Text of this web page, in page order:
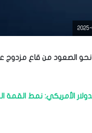
من قاع مزدوج عند 1.0725
الأمريكي: نمط